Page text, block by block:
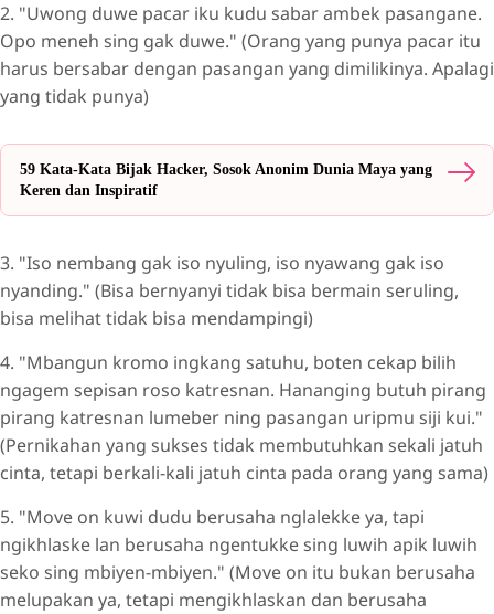
2. "Uwong duwe pacar iku kudu sabar ambek pasangane.
Opo meneh sing gak duwe." (Orang yang punya pacar itu
harus bersabar dengan pasangan yang dimilikinya. Apalagi
yang tidak punya)
59 Kata-Kata Bijak Hacker, Sosok Anonim Dunia Maya yang
Keren dan Inspiratif
3. "Iso nembang gak iso nyuling, iso nyawang gak iso
nyanding." (Bisa bernyanyi tidak bisa bermain seruling,
bisa melihat tidak bisa mendampingi)
4. "Mbangun kromo ingkang satuhu, boten cekap bilih
ngagem sepisan roso katresnan. Hananging butuh pirang
pirang katresnan lumeber ning pasangan uripmu siji kui."
(Pernikahan yang sukses tidak membutuhkan sekali jatuh
cinta, tetapi berkali-kali jatuh cinta pada orang yang sama)
5. "Move on kuwi dudu berusaha nglalekke ya, tapi
ngikhlaske lan berusaha ngentukke sing luwih apik luwih
seko sing mbiyen-mbiyen." (Move on itu bukan berusaha
melupakan ya, tetapi mengikhlaskan dan berusaha